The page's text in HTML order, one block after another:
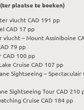
plaatse te boeken)
vlucht CAD 191 pp
CAD 17 pp
vlucht – Mount Assiniboine
79 pp
CAD 100 pp
Cruise CAD 107 pp
Sightseeing – Spectaculair
Sightseeing Tour CAD 210
Cruise CAD 184 pp